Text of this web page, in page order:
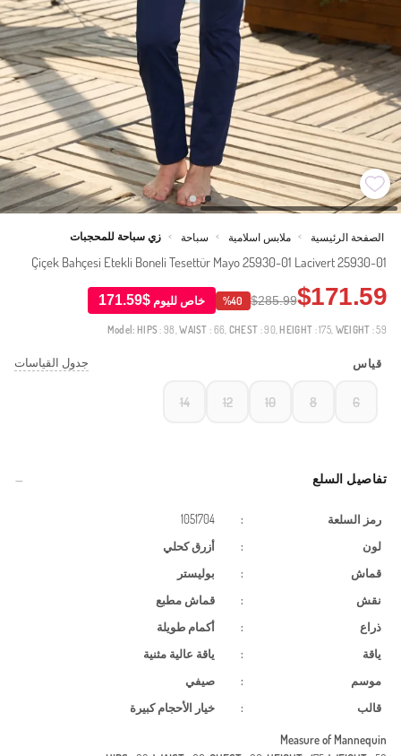
الصفحة الرئيسية > ملابس اسلامية > سباحة > زي سباحة للمحجبات
Çiçek Bahçesi Etekli Boneli Tesettür Mayo 25930-01 Lacivert 25930-01
$171.59
$285.99
%40 خاص لليوم$171.59
Model: HIPS: 98,WAIST : 66, CHEST : 90, HEIGHT : 175, WEIGHT : 59
قياس جدول القياسات
6
8
10
12
14
تفاصيل السلع
رمز السلعة :
1051704
لون
:
أزرق كحلي
قماش
:
بوليستر
نقش
:
قماش مطبع
ذراع
:
أكمام طويلة
ياقة
:
ياقة عالية مثنية
موسم
:
صيفي
قالب
: خيار الأحجام كبيرة
Measure of Mannequin